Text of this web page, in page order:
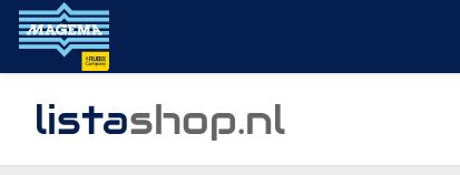
listashop.nl